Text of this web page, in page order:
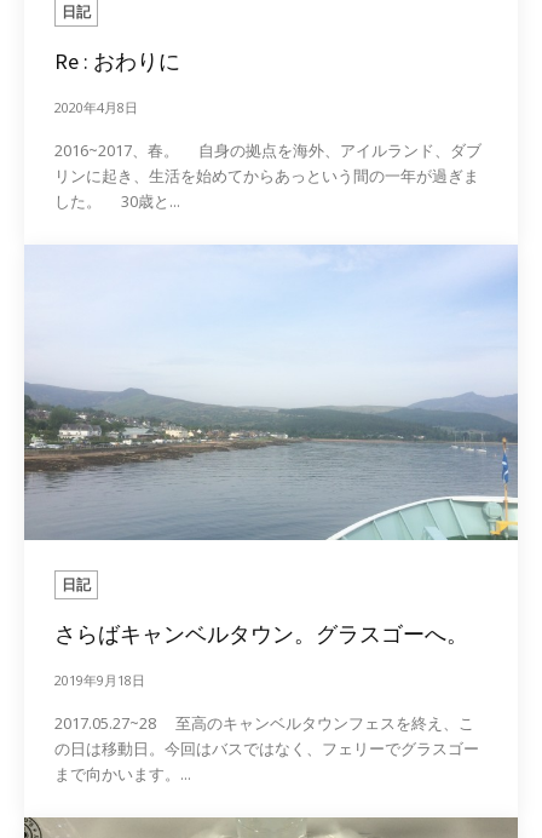
日記
Re : おわりに
2020年4月8日
2016~2017、春。 自身の拠点を海外、アイルランド、ダブ
リンに起き、生活を始めてからあっという間の一年が過ぎま
した。 30歳と...
日記
さらばキャンベルタウン。グラスゴーへ。
2019年9月18日
2017.05.27~28 至高のキャンベルタウンフェスを終え、こ
の日は移動日。今回はバスではなく、フェリーでグラスゴー
まで向かいます。...